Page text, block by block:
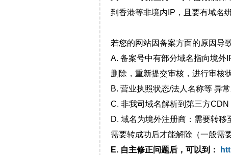
到香港等非境内IP，且要有域名
若您的网站因备案方面的原因导
A. 备案号中有部分域名指向境外
删除，重新提交审核，进行审核
B. 营业执照状态/法人名称等 异
C. 非我司域名解析到第三方
D. 域名为境外注册商：需要转移
需要转成功后才能解除（一般需
E. 自主修正问题后，可以到：